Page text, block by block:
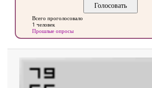
Всего проголосовало
1 человек
Прошлые опросы